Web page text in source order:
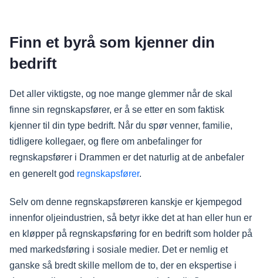
Finn et byrå som kjenner din
bedrift
Det aller viktigste, og noe mange glemmer når de skal
finne sin regnskapsfører, er å se etter en som faktisk
kjenner til din type bedrift. Når du spør venner, familie,
tidligere kollegaer, og flere om anbefalinger for
regnskapsfører i Drammen er det naturlig at de anbefaler
en generelt god regnskapsfører.
Selv om denne regnskapsføreren kanskje er kjempegod
innenfor oljeindustrien, så betyr ikke det at han eller hun er
en kløpper på regnskapsføring for en bedrift som holder på
med markedsføring i sosiale medier. Det er nemlig et
ganske så bredt skille mellom de to, der en ekspertise i